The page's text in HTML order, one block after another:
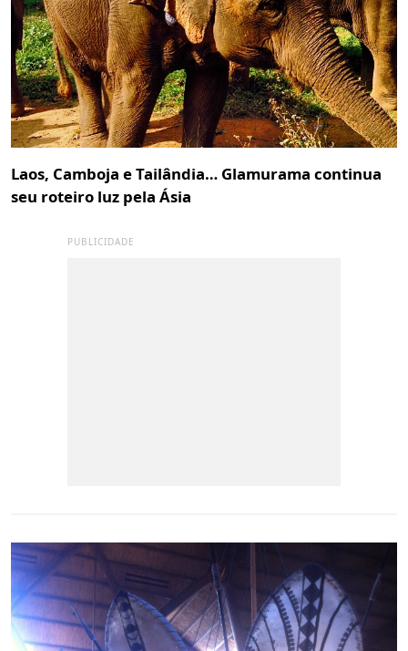
Laos, Camboja e Tailândia… Glamurama continua
seu roteiro luz pela Ásia
PUBLICIDADE